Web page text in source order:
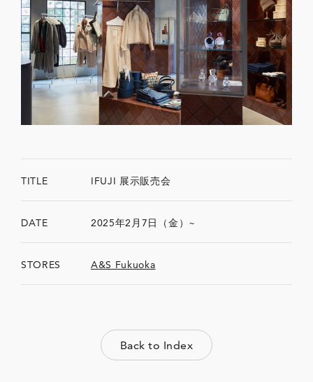
TITLE IFUJI 展示販売会
DATE 2025年2月7日（金）~
STORES A&S Fukuoka
Back to Index